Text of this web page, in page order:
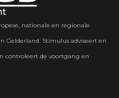
nationale en regionale
Gelderland. Stimulus adviseert en
controleert de voortgang en